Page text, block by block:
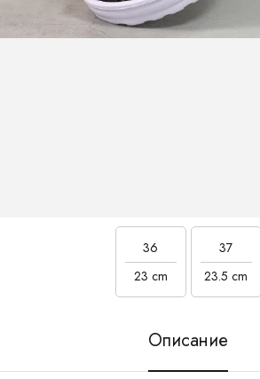
36
23 cm
37
23.5 cm
Описание